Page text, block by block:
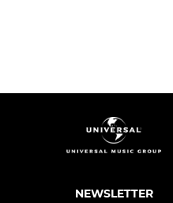
NEWSLETTER